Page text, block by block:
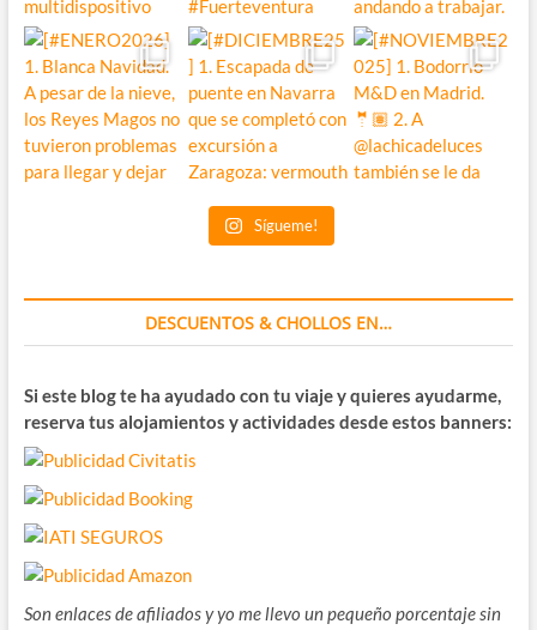
Sígueme!
DESCUENTOS & CHOLLOS EN…
Si este blog te ha ayudado con tu viaje y quieres ayudarme,
reserva tus alojamientos y actividades desde estos banners:
Son enlaces de afiliados y yo me llevo un pequeño porcentaje sin